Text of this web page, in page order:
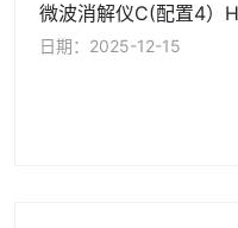
微波消解仪C(配置4）
日期：2025-12-15